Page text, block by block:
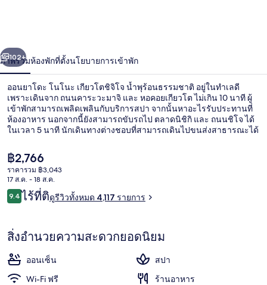
โน
โนะ
เกีย
โต
ชิ
จิโจ
น้ำพุ
ร้อน
ธรรมชาติ
า
ถัดไป
102+
ภาพรวมห้องพักที่ตั้งนโยบายการเข้าพัก
ออนยาโดะ โนโนะ เกียวโตชิจิโจ น้ำพุร้อนธรรมชาติ อยู่ในทำเลดี
เพราะเดินจาก ถนนคาระวะมาจิ และ หอคอยเกียวโต ไม่เกิน 10 นาที ผู้
เข้าพักสามารถเพลิดเพลินกับบริการสปา จากนั้นหาอะไรรับประทานที่
ห้องอาหาร นอกจากนี้ยังสามารถขับรถไป ตลาดนิชิกิ และ ถนนชิโจ ได้
ในเวลา 5 นาที นักเดินทางต่างชอบที่สามารถเดินไปขนส่งสาธารณะได้
ห่างออกไปเพียง 14 นาที
ราคา
ปัจจุบัน
฿2,766
฿2,766
ราคารวม ฿3,043
17 ส.ค. - 18 ส.ค.
รีวิว
9.49.4 จาก 10
ไร้ที่ติดูรีวิวทั้งหมด 4,117 รายการ
สิ่งอำนวยความสะดวกยอดนิยม
ออนเซ็น
สปา
Wi-Fi ฟรี
ร้านอาหาร